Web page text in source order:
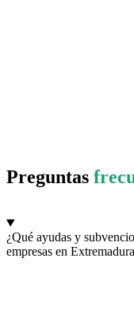
Preguntas
¿Qué ayudas y
empresas en